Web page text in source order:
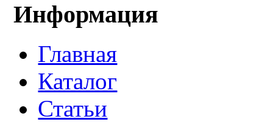
Информация
Главная
Каталог
Статьи